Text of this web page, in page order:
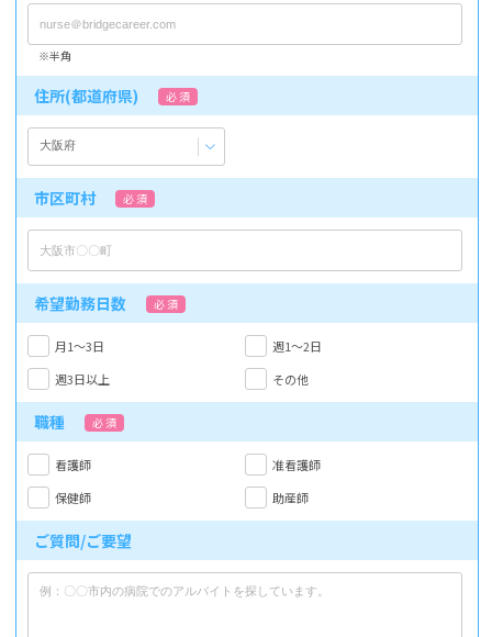
※半角
住所(都道府県) 必 須
市区町村 必 須
希望勤務日数 必 須
月1～3日
週1～2日
週3日以上
その他
職種 必 須
看護師
准看護師
保健師
助産師
ご質問/ご要望